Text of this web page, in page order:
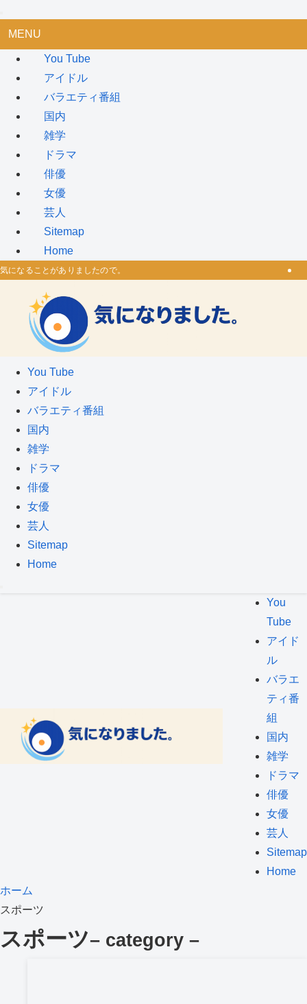
MENU
You Tube
アイドル
バラエティ番組
国内
雑学
ドラマ
俳優
女優
芸人
Sitemap
Home
気になることがありましたので。
You Tube
アイドル
バラエティ番組
国内
雑学
ドラマ
俳優
女優
芸人
Sitemap
Home
You
Tube
アイド
ル
バラエ
ティ番
組
国内
雑学
ドラマ
俳優
女優
芸人
Sitemap
Home
ホーム
スポーツ
スポーツ– category –